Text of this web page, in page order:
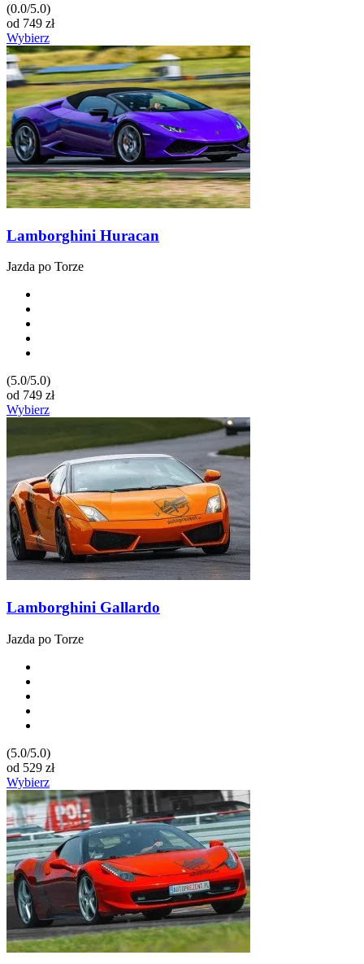
(0.0/5.0)
od 749 zł
Wybierz
Lamborghini Huracan
Jazda po Torze
(5.0/5.0)
od 749 zł
Wybierz
Lamborghini Gallardo
Jazda po Torze
(5.0/5.0)
od 529 zł
Wybierz